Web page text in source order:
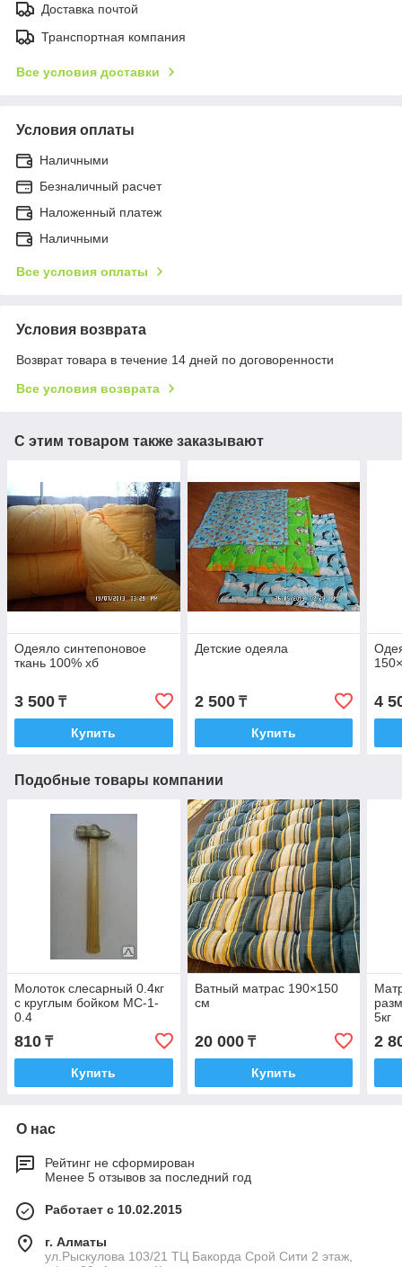
Доставка почтой
Транспортная компания
Все условия доставки
Условия оплаты
Наличными
Безналичный расчет
Наложенный платеж
Наличными
Все условия оплаты
Условия возврата
Возврат товара в течение 14 дней по договоренности
Все условия возврата
С этим товаром также заказывают
Одеяло синтепоновое
ткань 100% хб
3 500 ₸
Купить
Детские одеяла
2 500₸
Купить
4
Подобные товары компании
Молоток слесарный 0.4кг
с круглым бойком МС-1-
0.4
810 ₸
Купить
Ватный матрас 190×150
см
20 000₸
Купить
5кг
2
О нас
Рейтинг не сформирован
Менее 5 отзывов за последний год
Работает с 10.02.2015
г. Алматы
ул.Рыскулова 103/21 ТЦ Бакорда Срой Сити 2 этаж,